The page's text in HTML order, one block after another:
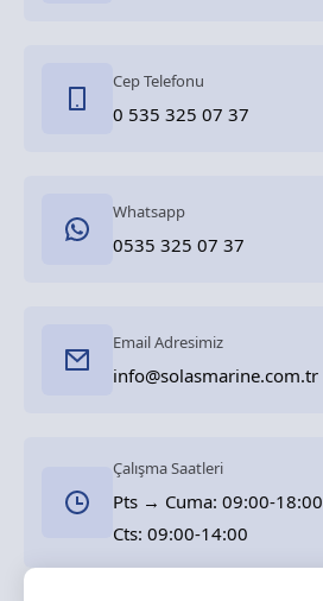
Cep Telefonu
0 535 325 07 37
Whatsapp
0535 325 07 37
Email Adresimiz
info@solasmarine.com.tr
Çalışma Saatleri
Pts → Cuma: 09:00-18:00
Cts: 09:00-14:00